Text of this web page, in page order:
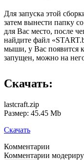
Для запуска этой
затем вынести папку
для Вас место, после
найдите файл
мыши, у Вас появится
запущен, можно на
Скачать:
lastcraft.zip
Размер: 45.45 Mb
Скачать
Комментарии
Комментарии